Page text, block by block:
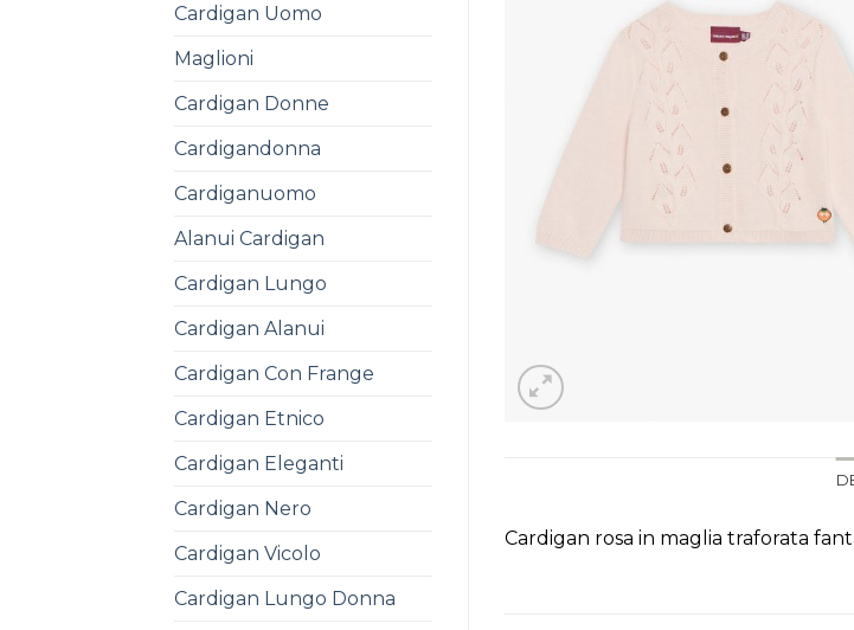
Cardigan Uomo
Maglioni
Cardigan Donne
Cardigandonna
Cardiganuomo
Alanui Cardigan
Cardigan Lungo
Cardigan Alanui
Cardigan Con Frange
Cardigan Etnico
Cardigan Eleganti
Cardigan Nero
Cardigan Vicolo
Cardigan Lungo Donna
Cardigan rosa in maglia traforata